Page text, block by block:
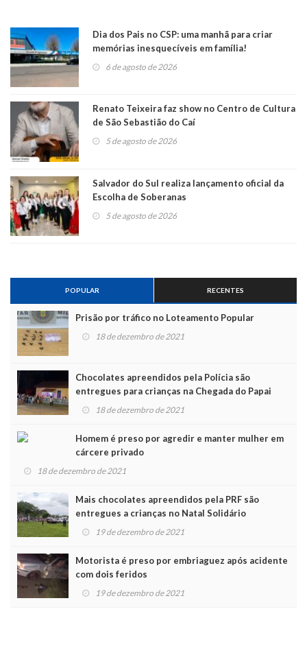
Dia dos Pais no CSP: uma manhã para criar
memórias inesquecíveis em família!
6 de agosto de 2026
Renato Teixeira faz show no Centro de Cultura
de São Sebastião do Caí
5 de agosto de 2026
Salvador do Sul realiza lançamento oficial da
Escolha de Soberanas
5 de agosto de 2026
POPULAR RECENTES
Prisão por tráfico no Loteamento Popular
18 de dezembro de 2021
Chocolates apreendidos pela Polícia são
entregues para crianças na Chegada do Papai
Noel
18 de dezembro de 2021
Homem é preso por agredir e manter mulher em
cárcere privado
18 de dezembro de 2021
Mais chocolates apreendidos pela PRF são
entregues a crianças no Natal Solidário
19 de dezembro de 2021
Motorista é preso por embriaguez após acidente
com dois feridos
19 de dezembro de 2021